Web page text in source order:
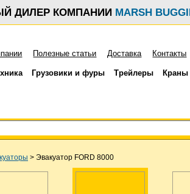
ДИЛЕР КОМПАНИИ MARSH
Полезные статьи Доставка Контакты
Грузовики и фуры Трейлеры Краны
> Эвакуатор FORD 8000